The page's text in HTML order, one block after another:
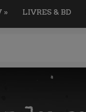
» LIVRES & BD